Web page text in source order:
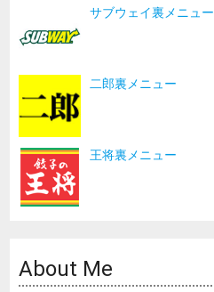
サブウェイ裏メニュー
二郎裏メニュー
王将裏メニュー
About Me